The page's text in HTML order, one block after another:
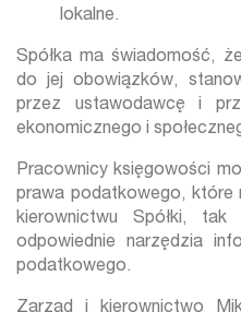
lokalne.
Spółka ma świadomość,
do jej obowiązków,
przez ustawodawcę i
ekonomicznego i
Pracownicy księgowości
prawa podatkowego, które
kierownictwu Spółki,
odpowiednie narzędzia
podatkowego.